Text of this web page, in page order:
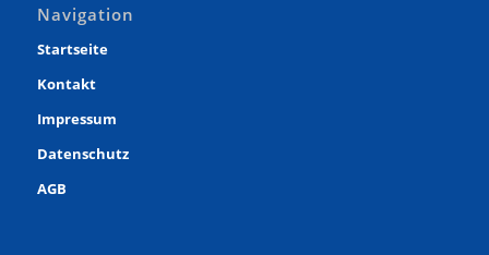
Navigation
Startseite
Kontakt
Impressum
Datenschutz
AGB